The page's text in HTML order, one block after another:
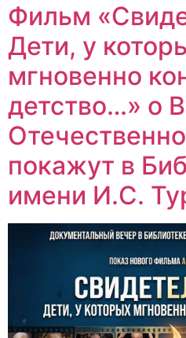
Фильм
Дети, у
мгновенно
детство…» о
покажут в
имени И.С.